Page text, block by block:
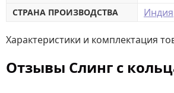
СТРАНА ПРОИЗВОДСТВА Индия
Характеристики и комплектация
Отзывы Слинг с